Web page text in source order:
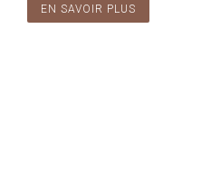
EN SAVOIR PLUS